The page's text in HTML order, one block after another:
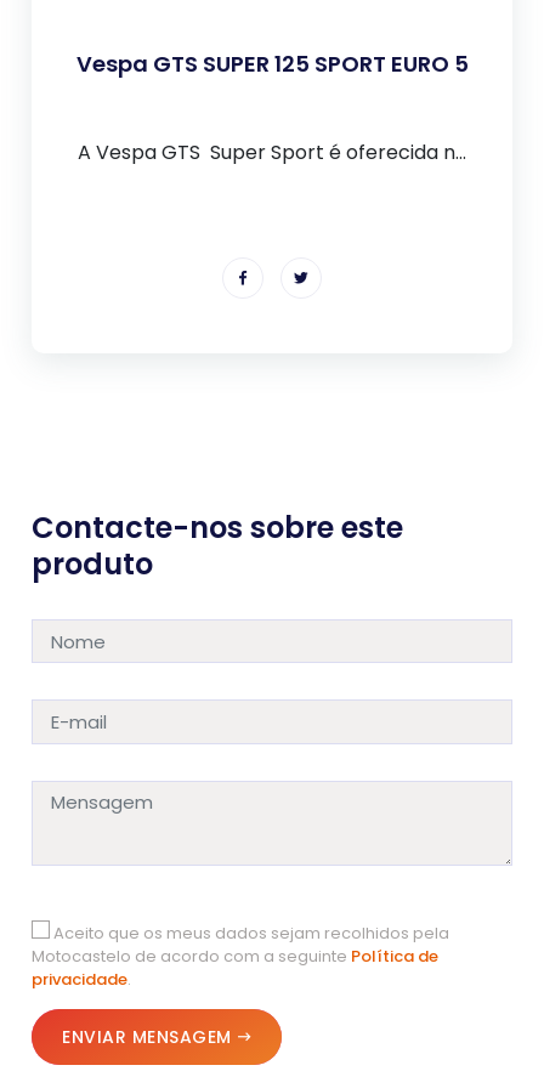
Vespa GTS SUPER 125 SPORT EURO 5
A Vespa GTS Super Sport é oferecida n...
Contacte-nos sobre este
produto
Aceito que os meus dados sejam recolhidos pela
Motocastelo de acordo com a seguinte Política de
privacidade.
ENVIAR MENSAGEM